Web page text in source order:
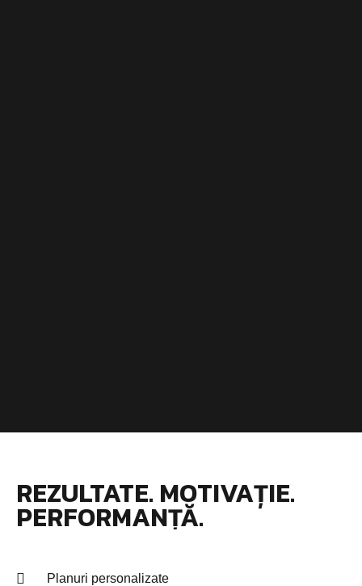
REZULTATE. MOTIVAȚIE.
PERFORMANȚĂ.
Planuri personalizate